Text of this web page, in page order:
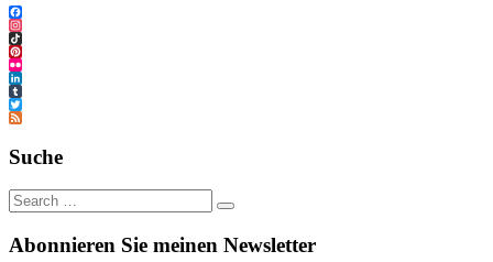
Facebook
Instagram
TikTok
Pinterest
Flickr
LinkedIn
Tumblr
Twitter
Feed
Suche
Abonnieren Sie meinen Newsletter